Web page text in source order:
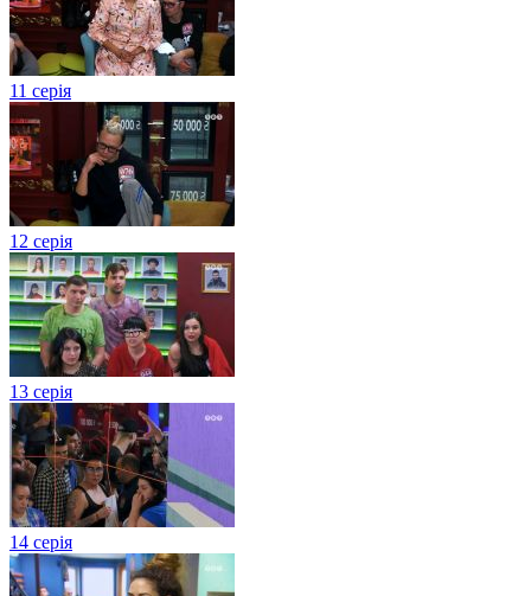
11 серія
12 серія
13 серія
14 серія